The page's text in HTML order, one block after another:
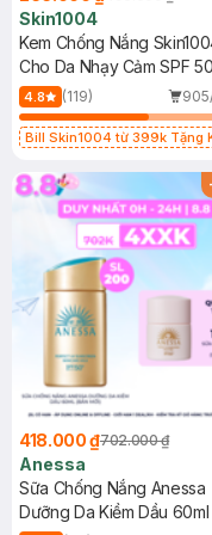
Skin1004
Kem Chống Nắng
Cho Da Nhạy Cảm SPF
50ml
4.8 (119)
Bill Skin1004 từ 399k Tặng
SPF 50+ 20ml (SL Có Hạn)
418.000 ₫702.000 ₫
Anessa
Sữa Chống Nắng Anessa
Dưỡng Da Kiềm Dầu 60ml